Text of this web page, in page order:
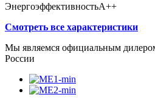
ЭнергоэффективностьA++
Смотреть все характеристики
Мы являемся официальным
России